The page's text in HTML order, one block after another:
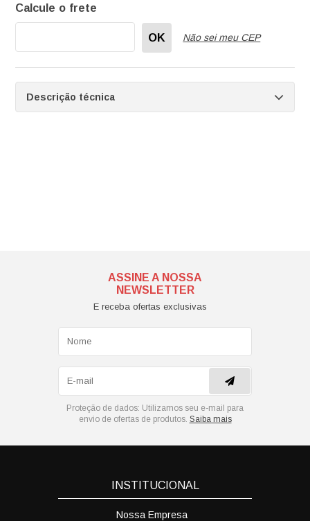
Calcule o frete
OK Não sei meu CEP
Descrição técnica
ASSINE A NOSSA
NEWSLETTER
E receba ofertas exclusivas
Proteção de dados: Utilizamos seu e-mail para
envio de ofertas de produtos. Saiba mais
INSTITUCIONAL
Nossa Empresa